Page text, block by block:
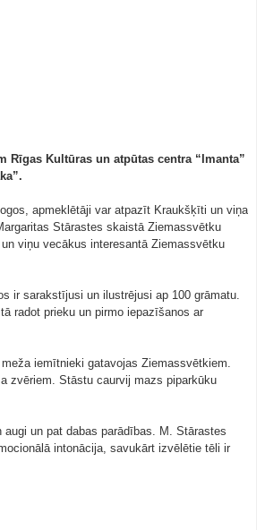
Rīgas Kultūras un atpūtas centra “Imanta”
apmeklētāji var atpazīt Kraukšķīti un viņa
Stārastes skaistā Ziemassvētku
viņu vecākus interesantā Ziemassvētku
ir sarakstījusi un ilustrējusi ap 100 grāmatu.
radot prieku un pirmo iepazīšanos ar
iemītnieki gatavojas Ziemassvētkiem.
zvēriem. Stāstu caurvij mazs piparkūku
un pat dabas parādības. M. Stārastes
intonācija, savukārt izvēlētie tēli ir